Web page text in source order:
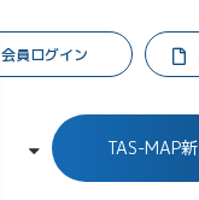
会員ログイン
TAS-MAP